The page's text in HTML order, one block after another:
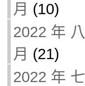
月 (10)
2022 年 八
月 (21)
2022 年 七